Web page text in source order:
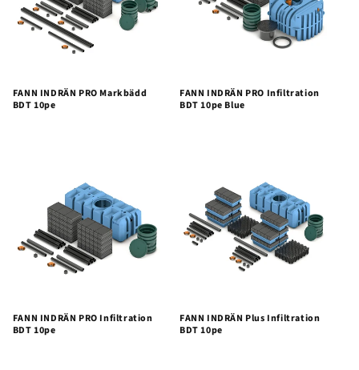
FANN INDRÄN PRO Markbädd
BDT 10pe
FANN INDRÄN PRO Infiltration
BDT 10pe Blue
FANN INDRÄN PRO Infiltration
BDT 10pe
FANN INDRÄN Plus Infiltration
BDT 10pe